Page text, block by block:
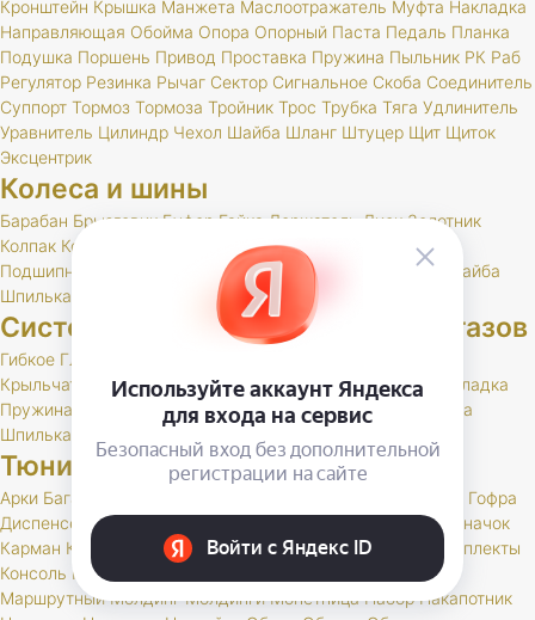
Кронштейн Крышка Манжета Маслоотражатель Муфта Накладка
Направляющая Обойма Опора Опорный Паста Педаль Планка
Подушка Поршень Привод Проставка Пружина Пыльник РК Раб
Регулятор Резинка Рычаг Сектор Сигнальное Скоба Соединитель
Суппорт Тормоз Тормоза Тройник Трос Трубка Тяга Удлинитель
Уравнитель Цилиндр Чехол Шайба Шланг Штуцер Щит Щиток
Эксцентрик
Колеса и шины
Барабан Брызговик Буфер Гайка Держатель Диск Золотник
Колпак Колпачок Кронштейн Маслоотражатель
Подшипник
Сальник Стержень Ступица
Шайба
Шпилька
Система выпуска отработавших газов
Гибкое Глушитель
Крыльчатка
Набор Нейтрализатор Планка Подушка Прокладка
Пружина
Резонатор Скоба Труба Фланец Хомут
Шайба
Шпилька
Тюнинг и доп. оборудование
Арки Багажник
Гофра
Диспенсер
Дифференциал Знак
Значок
Карман Карманы Каталог Кенгурин Коврик Комплект
Комплекты
Консоль Крепление
Люк
Маршрутный Молдинг Молдинги Монетница Набор Накапотник